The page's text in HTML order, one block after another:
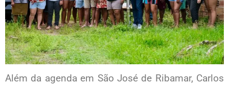
Além da agenda em São José de Ribamar, Carlos